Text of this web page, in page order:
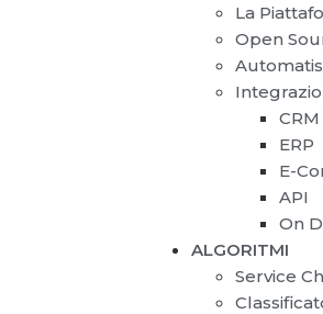
La
Open
CRM
ERP
E-
API
On
ALGORITMI
Service